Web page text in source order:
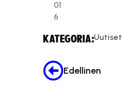
01
6
KATEGORIA:Uutiset
Edellinen